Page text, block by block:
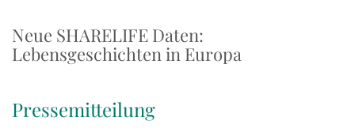
Neue SHARELIFE Daten:
Lebensgeschichten in Europa
Pressemitteilung